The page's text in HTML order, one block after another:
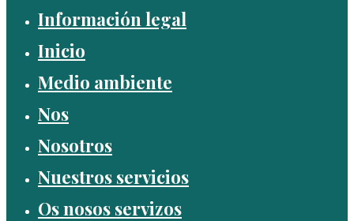
Información legal
Inicio
Medio ambiente
Nos
Nosotros
Nuestros servicios
Os nosos servizos